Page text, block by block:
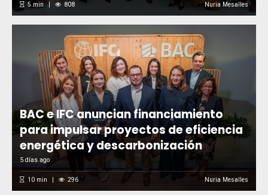
5min 808 Nuria Mesalles
BAC e IFC anuncian financiamiento
para impulsar proyectos de eficiencia
energética y descarbonización
5 días ago
10min 296 Nuria Mesalles